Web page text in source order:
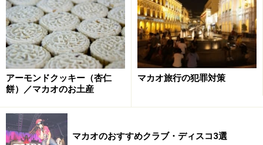
めのためにもポルトガルらしい濃いめのコーヒーを！ 現
地在住ポルトガル人が多く集まる店としても有名で、
「Bom dia!（ボン・ディア）」と朝の挨拶をすれば盛り
上がるはず。
＜DATA＞
■Pastelaria Caravela（パステラリア・カラベラ）
住所：馬統領街7號H金來大廈地舗
営業時間：8:00～20:00（日8:00～13:00）
アーモンドクッキー（杏仁
餅）／マカオのお土産
マカオ旅行の犯罪対策
マカオのおすすめクラブ・ディスコ3選